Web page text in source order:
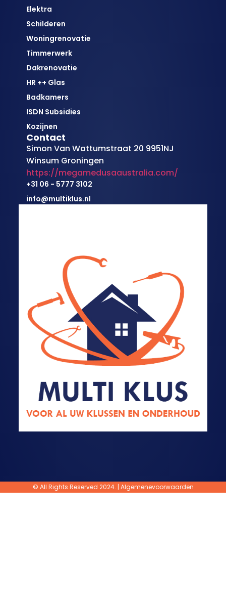
Elektra
Schilderen
Woningrenovatie
Timmerwerk
Dakrenovatie
HR ++ Glas
Badkamers
ISDN Subsidies
Kozijnen
Contact
Simon Van Wattumstraat 20 9951NJ
Winsum Groningen
https://megamedusaaustralia.com/
+31 06 - 5777 3102
info@multiklus.nl
© All Rights Reserved 2024. | Algemenevoorwaarden